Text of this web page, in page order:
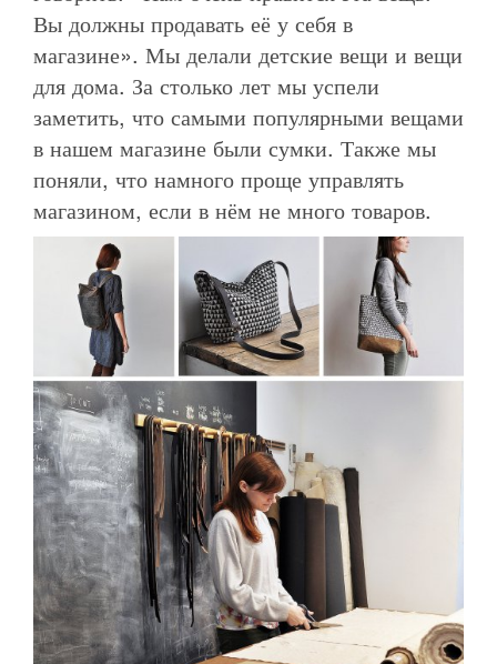
Вы должны продавать её у себя в
магазине». Мы делали детские вещи и вещи
для дома. За столько лет мы успели
заметить, что самыми популярными вещами
в нашем магазине были сумки. Также мы
поняли, что намного проще управлять
магазином, если в нём не много товаров.